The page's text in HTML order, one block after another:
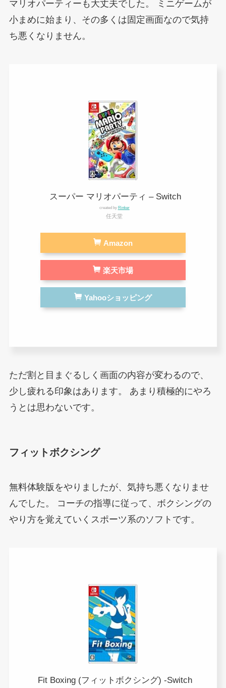
マリオパーティーも大丈夫でした。
ミニゲームが
小まめに始まり、その多くは固定画面なので気持
ち悪くなりません。
スーパー マリオパーティ – Switch
created by Rinker
任天堂
Amazon
楽天市場
Yahooショッピング
ただ割と目まぐるしく画面の内容が変わるので、
少し疲れる印象はあります。 あまり積極的にやろ
うとは思わないです。
フィットボクシング
無料体験版をやりましたが、気持ち悪くなりませ
んでした。
コーチの指導に従って、ボクシングの
やり方を覚えていくスポーツ系のソフトです。
Fit Boxing (フィットボクシング) -Switch